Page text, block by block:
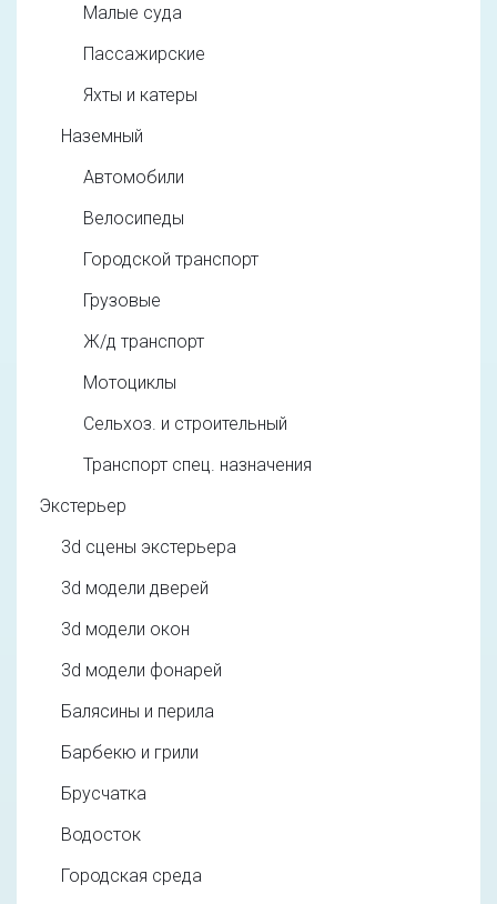
Малые суда
Пассажирские
Яхты и катеры
Наземный
Автомобили
Велосипеды
Городской транспорт
Грузовые
Ж/д транспорт
Мотоциклы
Сельхоз. и строительный
Транспорт спец. назначения
Экстерьер
3d cцены экстерьера
3d модели дверей
3d модели окон
3d модели фонарей
Балясины и перила
Барбекю и грили
Брусчатка
Водосток
Городская среда